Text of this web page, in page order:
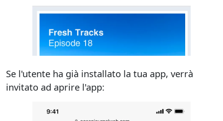
Se l'utente ha già installato la tua app, verrà
invitato ad aprire l'app: